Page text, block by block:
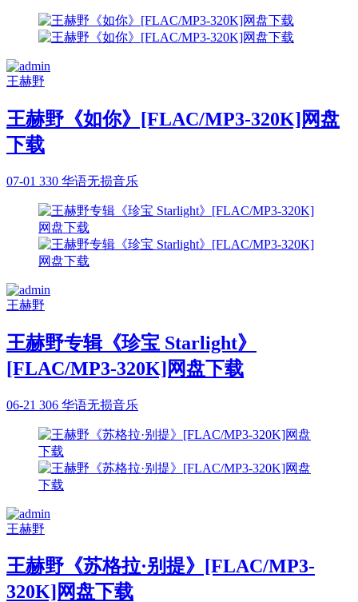
王赫野
王赫野《如你》[FLAC/MP3-320K]网盘
下载
07-01 330 华语无损音乐
王赫野
王赫野专辑《珍宝 Starlight》
[FLAC/MP3-320K]网盘下载
06-21 306 华语无损音乐
王赫野
王赫野《苏格拉·别提》[FLAC/MP3-
320K]网盘下载